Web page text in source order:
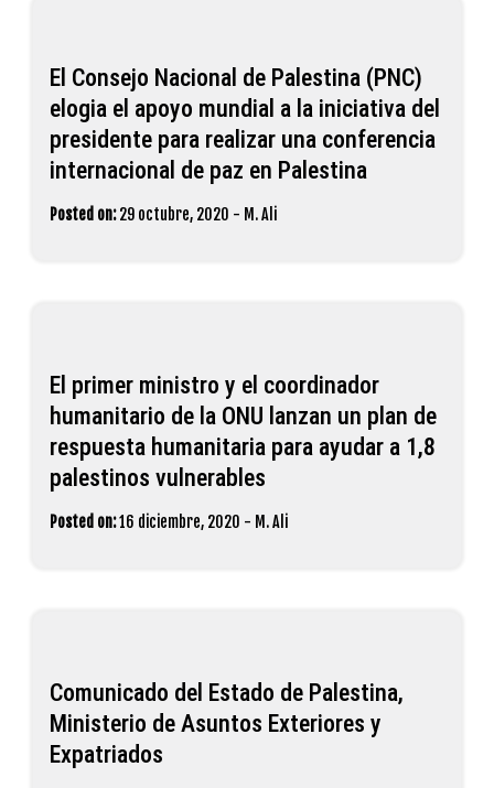
El Consejo Nacional de Palestina (PNC)
elogia el apoyo mundial a la iniciativa del
presidente para realizar una conferencia
internacional de paz en Palestina
Posted on: 29 octubre, 2020 - M. Ali
El primer ministro y el coordinador
humanitario de la ONU lanzan un plan de
respuesta humanitaria para ayudar a 1,8
palestinos vulnerables
Posted on:16 diciembre, 2020 - M. Ali
Comunicado del Estado de Palestina,
Ministerio de Asuntos Exteriores y
Expatriados